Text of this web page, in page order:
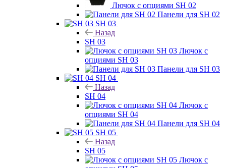
Лючок с опциями SH 02
Панели для SH 02
SH 03
Назад
SH 03
Лючок с
опциями SH 03
Панели для SH 03
SH 04
Назад
SH 04
Лючок с
опциями SH 04
Панели для SH 04
SH 05
Назад
SH 05
Лючок с